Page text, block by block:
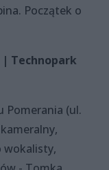
Początek o
| Technopark
Pomerania (ul.
wokalisty,